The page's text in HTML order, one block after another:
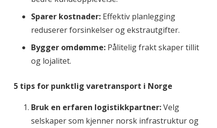
Sparer kostnader: Effektiv planlegging
reduserer forsinkelser og ekstrautgifter.
Bygger omdømme: Pålitelig frakt skaper tillit
og lojalitet.
5 tips for punktlig varetransport i Norge
Bruk en erfaren logistikkpartner:Velg
selskaper som kjenner norsk infrastruktur og